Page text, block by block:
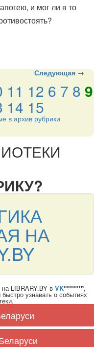
и мог ли в то
Следующая →
11 12 6 7 8 9
14 15
в архив рубрики
НА
LIBRARY.BY в VKновости,
узнавать о событиях